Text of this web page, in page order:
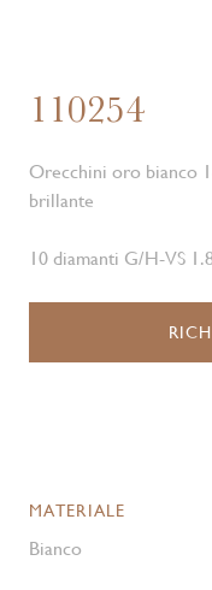
110254
Orecchini oro bianco
brillante
10 diamanti G/H-VS
MATERIALE
Bianco